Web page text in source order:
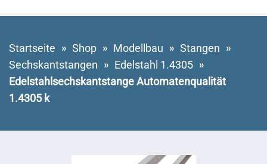
Startseite Shop Modellbau
Stangen
Sechskantstangen
Edelstahl 1.4305
Edelstahlsechskantstange Automatenqualität
1.4305 k